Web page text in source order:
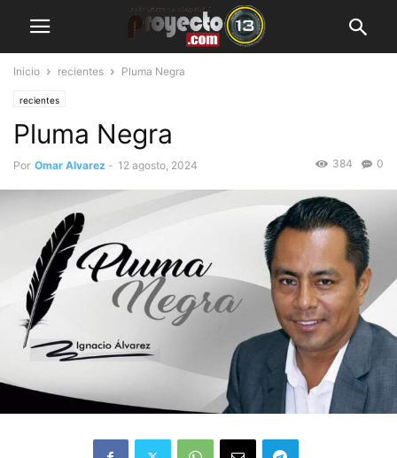
Inicio recientes Pluma Negra
recientes
Pluma Negra
Por Omar Alvarez - 12 agosto, 2024 0
384